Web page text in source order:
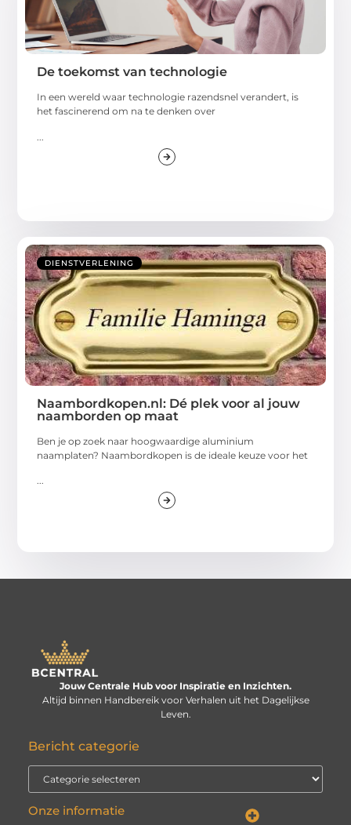
De toekomst van technologie
In een wereld waar technologie razendsnel verandert, is
het fascinerend om na te denken over
DIENSTVERLENING
Naambordkopen.nl: Dé plek voor al jouw
naamborden op maat
Ben je op zoek naar hoogwaardige aluminium
naamplaten? Naambordkopen is de ideale keuze voor het
...
Jouw Centrale Hub voor Inspiratie en Inzichten.
Altijd binnen Handbereik voor Verhalen uit het Dagelijkse
Leven.
Bericht categorie
Onze informatie